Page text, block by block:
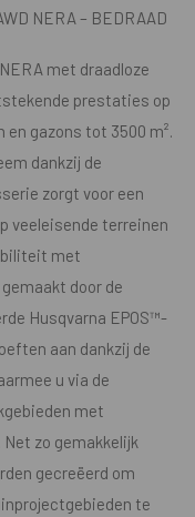
NERA – BEDRAAD
met draadloze
prestaties op
gazons tot 3500 m².
dankzij de
zorgt voor een
veeleisende terreinen
met
door de
Husqvarna EPOS™-
aan dankzij de
u via de
met
zo gemakkelijk
gecreëerd om
te